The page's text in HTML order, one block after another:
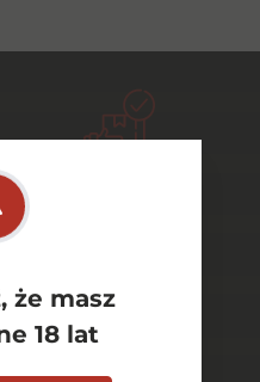
że masz
18 lat
szeroki wybór
asortymentu